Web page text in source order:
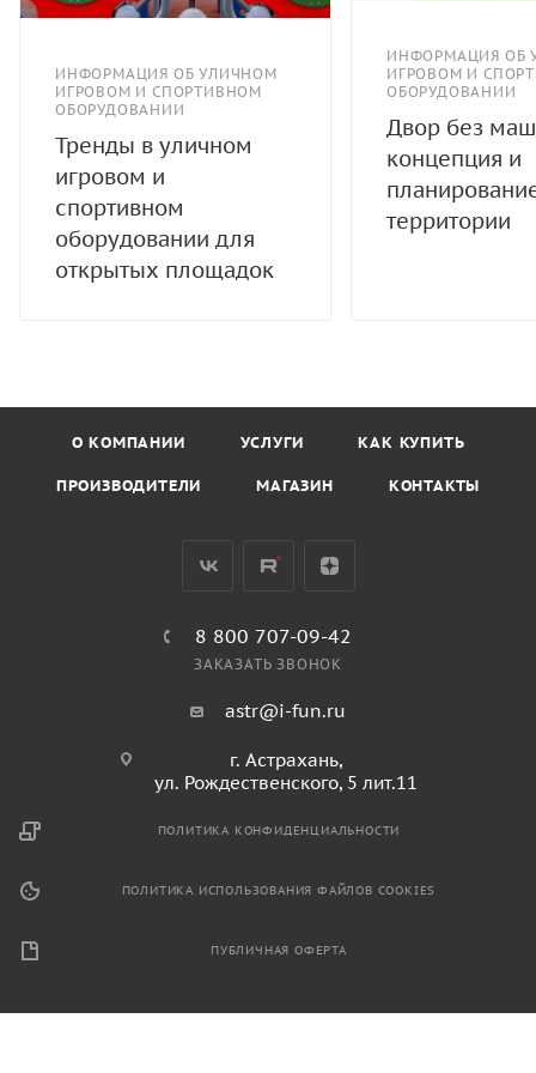
ИНФОРМАЦИЯ ОБ УЛИЧНОМ
ИГРОВОМ И СПОРТИВНОМ
ОБОРУДОВАНИИ
Тренды в уличном
игровом и
спортивном
оборудовании для
открытых площадок
ИНФОРМАЦИЯ ОБ
ИГРОВОМ И
ОБОРУДОВАНИИ
Двор без
концепция и
территории
О КОМПАНИИ УСЛУГИ КАК КУПИТЬ
ПРОИЗВОДИТЕЛИ МАГАЗИН КОНТАКТЫ
8 800 707-09-42
ЗАКАЗАТЬ ЗВОНОК
astr@i-fun.ru
г. Астрахань,
ул. Рождественского, 5 лит.11
ПОЛИТИКА КОНФИДЕНЦИАЛЬНОСТИ
ПОЛИТИКА ИСПОЛЬЗОВАНИЯ ФАЙЛОВ COOKIES
ПУБЛИЧНАЯ ОФЕРТА